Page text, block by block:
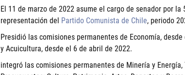
El 11 de marzo de 2022 asume el cargo de senador por la
representación del Partido Comunista de Chile, periodo
Presidió las comisiones permanentes de Economía,
y Acuicultura, desde el 6 de abril de 2022.
integró las comisiones permanentes de Minería y